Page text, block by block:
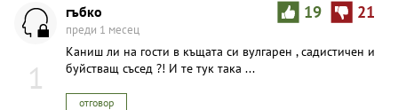
1
19 21
гъбко
преди 1 месец
Каниш ли на гости в къщата си вулгарен , садистичен и
буйстващ съсед ?! И те тук така ...
отговор